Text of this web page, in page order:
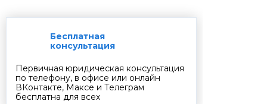
Бесплатная
консультация
Первичная юридическая консультация
по телефону, в офисе или онлайн
ВКонтакте, Максе и Телеграм
бесплатна для всех